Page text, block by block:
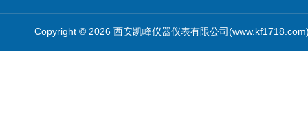
Copyright © 2026 西安凯峰仪器仪表有限公司